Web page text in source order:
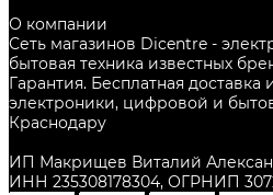
О компании
Сеть магазинов Dicentre -
бытовая техника известных
Гарантия. Бесплатная доставка
электроники, цифровой и
Краснодару
ИП Макрищев Виталий
ИНН 235308178304, ОГРНИП